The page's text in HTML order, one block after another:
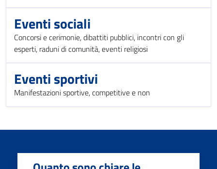
Eventi sociali
Concorsi e cerimonie, dibattiti pubblici, incontri con gli
esperti, raduni di comunità, eventi religiosi
Eventi sportivi
Manifestazioni sportive, competitive e non